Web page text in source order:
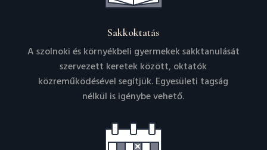
Sakkoktatás
A szolnoki és környékbeli gyermekek sakktanulását
szervezett keretek között, oktatók
közreműködésével segítjük. Egyesületi tagság
nélkül is igénybe vehető.